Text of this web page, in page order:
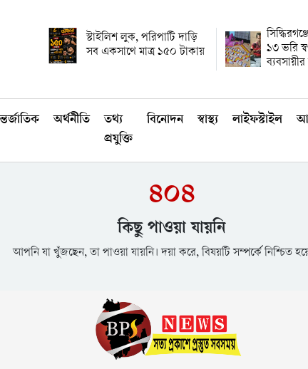
স্টাইলিশ লুক, পরিপাটি দাড়ি
সব একসাথে মাত্র ১৫০ টাকায়
১৩ ভরি
ব্যবসায়ীর
অর্থনীতি
তথ্য
প্রযুক্তি
বিনোদন স্বাস্থ্য লাইফস্টাইল
৪০৪
কিছু পাওয়া যায়নি
আপনি যা খুঁজছেন, তা পাওয়া যায়নি। দয়া করে, বিষয়টি সম্পর্কে নিশ্চিত